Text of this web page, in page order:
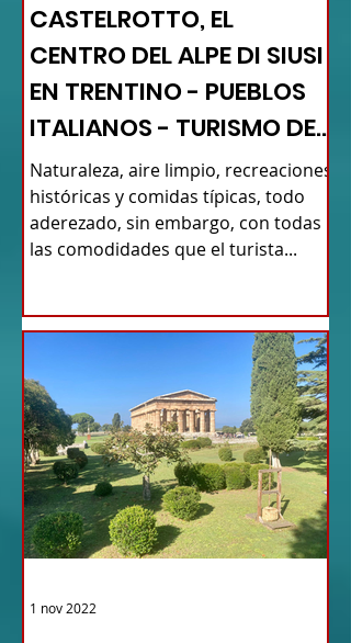
CASTELROTTO, EL
CENTRO DEL ALPE DI SIUSI
EN TRENTINO - PUEBLOS
ITALIANOS - TURISMO DE
RAÍCES
Naturaleza, aire limpio, recreaciones
históricas y comidas típicas, todo
aderezado, sin embargo, con todas
las comodidades que el turista...
1 nov 2022